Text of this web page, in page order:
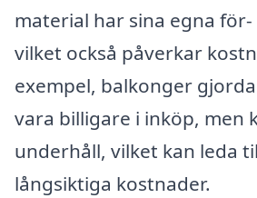
material har sina egna för-
vilket också påverkar
exempel, balkonger
vara billigare i inköp, men
underhåll, vilket kan leda
långsiktiga kostnader.